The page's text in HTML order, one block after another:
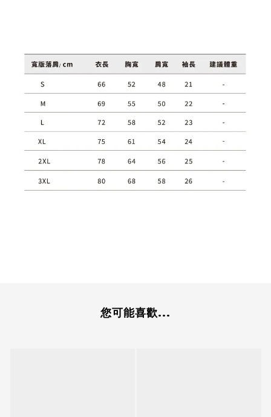
您可能喜歡...